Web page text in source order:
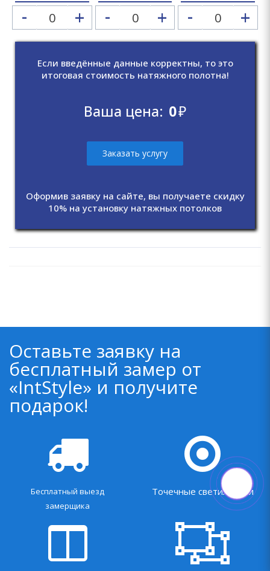
- + - + - +
Если введённые данные корректны, то это
итоговая стоимость натяжного полотна!
Ваша цена: 0₽
Заказать услугу
Оформив заявку на сайте, вы получаете скидку
10% на установку натяжных потолков
Оставьте заявку на
бесплатный замер от
«IntStyle» и получите
подарок!
Бесплатный выезд
замерщика
Точечные светильники